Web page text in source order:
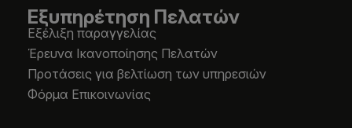
Εξυπηρέτηση Πελατών
Εξέλιξη παραγγελίας
Έρευνα Ικανοποίησης Πελατών
Προτάσεις για βελτίωση των υπηρεσιών
Φόρμα Επικοινωνίας